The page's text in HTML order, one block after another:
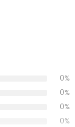
0%
0%
0%
0%